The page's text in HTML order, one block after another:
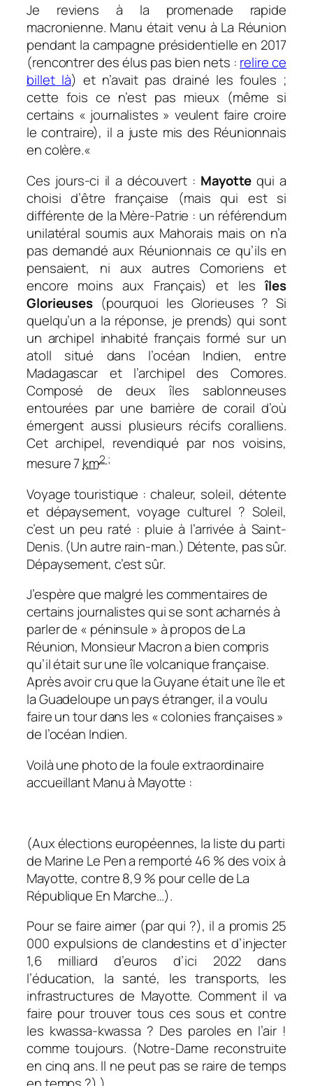
Je reviens à la promenade rapide
macronienne. Manu était venu à La Réunion
pendant la campagne présidentielle en 2017
(rencontrer des élus pas bien nets : relire ce
billet là) et n’avait pas drainé les foules ;
cette fois ce n’est pas mieux (même si
certains « journalistes » veulent faire croire
le contraire), il a juste mis des Réunionnais
en colère.«
Ces jours-ci il a découvert : Mayottequi a
choisi d’être française (mais qui est si
différente de la Mère-Patrie : un référendum
unilatéral soumis aux Mahorais mais on n’a
pas demandé aux Réunionnais ce qu’ils en
pensaient, ni aux autres Comoriens et
encore moins aux Français) et lesîles
Glorieuses (pourquoi les Glorieuses ? Si
quelqu’un a la réponse, je prends) qui sont
un archipel inhabité français formé sur un
atoll situé dans l’océan Indien, entre
Madagascar et l’archipel des Comores.
Composé de deux îles sablonneuses
entourées par une barrière de corail d’où
émergent aussi plusieurs récifs coralliens.
Cet archipel, revendiqué par nos voisins,
mesure 7km2 ;
Voyage touristique : chaleur, soleil, détente
et dépaysement, voyage culturel ? Soleil,
c’est un peu raté : pluie à l’arrivée à Saint-
Denis. (Un autre rain-man.) Détente, pas sûr.
Dépaysement, c’est sûr.
J’espère que malgré les commentaires de
certains journalistes qui se sont acharnés à
parler de « péninsule » à propos de La
Réunion, Monsieur Macron a bien compris
qu’il était sur une île volcanique française.
Après avoir cru que la Guyane était une île et
la Guadeloupe un pays étranger, il a voulu
faire un tour dans les « colonies françaises »
de l’océan Indien.
Voilà une photo de la foule extraordinaire
accueillant Manu à Mayotte :
(Aux élections européennes, la liste du parti
de Marine Le Pen a remporté 46 % des voix à
Mayotte, contre 8,9 % pour celle de La
République En Marche…).
Pour se faire aimer (par qui ?), il a promis 25
000 expulsions de clandestins et d’injecter
1,6 milliard d’euros d’ici 2022 dans
l’éducation, la santé, les transports, les
infrastructures de Mayotte. Comment il va
faire pour trouver tous ces sous et contre
les kwassa-kwassa ? Des paroles en l’air !
comme toujours. (Notre-Dame reconstruite
en cinq ans. Il ne peut pas se raire de temps